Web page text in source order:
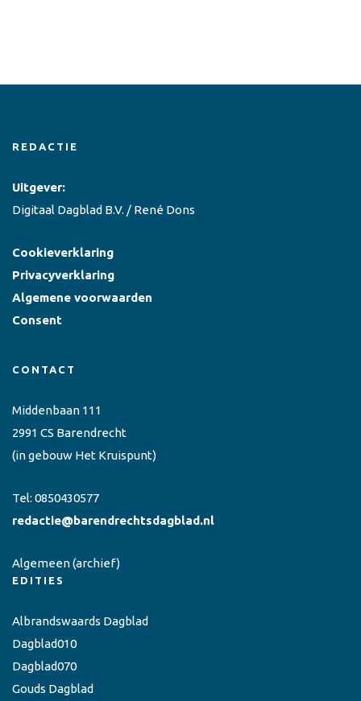
REDACTIE
Uitgever:
Digitaal Dagblad B.V. / René Dons
Cookieverklaring
Privacyverklaring
Algemene voorwaarden
Consent
CONTACT
Middenbaan 111
2991 CS Barendrecht
(in gebouw Het Kruispunt)
Tel: 0850430577
redactie@barendrechtsdagblad.nl
Algemeen(archief)
EDITIES
Albrandswaards Dagblad
Dagblad010
Dagblad070
Gouds Dagblad